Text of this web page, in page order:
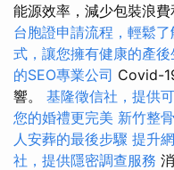
能源效率，減少包裝浪費
台胞證申請流程，輕鬆
式，讓您擁有健康的產後
的SEO專業公司 Covid-
響。 基隆徵信社，提供
您的婚禮更完美 新竹整
人安葬的最後步驟 提升
社，提供隱密調查服務